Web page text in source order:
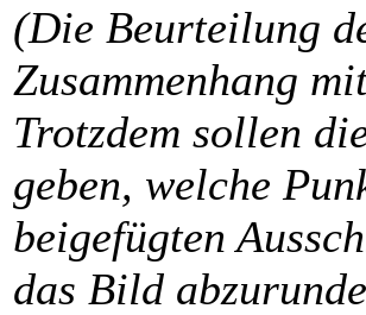
(Die Beurteilung
Zusammenhang
Trotzdem sollen
geben, welche
beigefügten
das Bild